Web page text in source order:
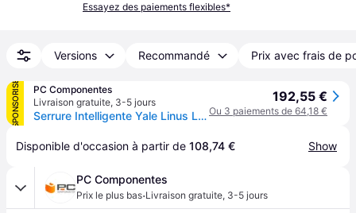
Essayez des paiements flexibles*
Versions Recommandé Prix avec frais de
SPONSORISÉ
PC Componentes
Livraison gratuite, 3-5 jours
Serrure Intelligente Yale Linus L2 WiFi et Bluetooth Ouverture avec App Compatible Android iOS
192,55 €
Ou 3 paiements de 64,18 €
Disponible d'occasion à partir de 108,74 € Show
PC Componentes
Prix le plus bas·Livraison gratuite, 3-5 jours